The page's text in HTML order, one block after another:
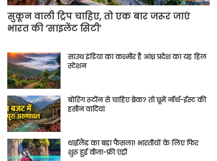
सुकून वाली ट्रिप चाहिए, तो एक बार जरूर जाएं
भारत की ‘साइलेंट सिटी’
साउथ इंडिया का कश्मीर है आंध्र प्रदेश का यह हिल
स्टेशन
बोरिंग रूटीन से चाहिए ब्रेक? तो घूमें नॉर्थ-ईस्ट की
हसीन वादियां
थाईलैंड का बड़ा फैसला! भारतीयों के लिए फिर
शुरू हुई वीजा-फ्री एंट्री